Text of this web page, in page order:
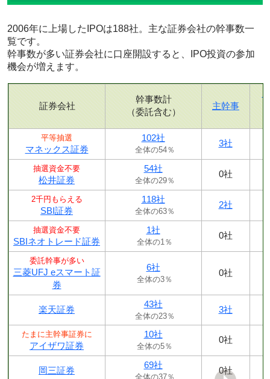
2006年に上場したIPOは188社。主な証券会社の幹事数一
覧です。
幹事数が多い証券会社に口座開設すると、IPO投資の参加
機会が増えます。
証券会社
幹事数計
（委託含む）
主幹事
平等抽選
マネックス証券
102社
全体の54％
3社
抽選資金不要
松井証券
54社
全体の29％
0社
2千円もらえる
SBI証券
118社
全体の63％
2社
抽選資金不要
SBIネオトレード証券
1社
全体の1％
0社
委託幹事が多い
三菱UFJ eスマート証
券
6社
全体の3％
0社
楽天証券
43社
全体の23％
3社
たまに主幹事証券に
アイザワ証券
10社
全体の5％
0社
岡三証券
69社
全体の37％
0社